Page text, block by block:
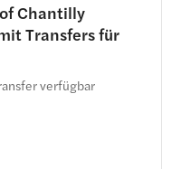
Chantilly
Transfers für
verfügbar